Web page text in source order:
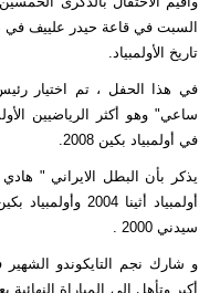
السبت في قاعة حيدر علييف في
تاريخ الأولمبياد.
في هذا الحفل ، تم اختيار رئيس
ساعي" وهو أكثر الرياضيين
في أولمبياد بكين 2008.
يذكر بأن البطل الايراني "
سيدني 2000 .
أكبر وتأهل الى المباراة